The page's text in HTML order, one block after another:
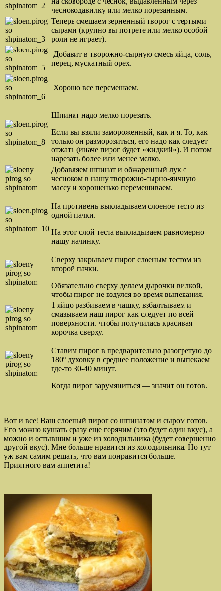
чеснокодавилку или мелко порезанным.
Теперь смешаем зерненный творог с тертыми
сырами (крупно вы потрете или мелко особой
роли не играет).
Добавит в творожно-сырную смесь яйца, соль,
перец, мускатный орех.
Хорошо все перемешаем.
Шпинат надо мелко порезать.
Если вы взяли замороженный, как и я. То, как
только он разморозиться, его надо как следует
отжать (иначе пирог будет «жидкий»). И потом
нарезать более или менее мелко.
Добавляем шпинат и обжаренный лук с
чесноком в нашу творожно-сырно-яичную
массу и хорошенько перемешиваем.
На противень выкладываем слоеное тесто из
одной пачки.
На этот слой теста выкладываем равномерно
нашу начинку.
Сверху закрываем пирог слоеным тестом из
второй пачки.
Обязательно сверху делаем дырочки вилкой,
чтобы пирог не вздулся во время выпекания.
1 яйцо разбиваем в чашку, взбалтываем и
смазываем наш пирог как следует по всей
поверхности. чтобы получилась красивая
корочка сверху.
Ставим пирог в предварительно разогретую до
180º духовку в среднее положение и выпекаем
где-то 30-40 минут.
Когда пирог зарумяниться — значит он готов.
Вот и все! Ваш слоеный пирог со шпинатом и сыром готов.
Его можно кушать сразу еще горячим (это будет один вкус), а
можно и остывшим и уже из холодильника (будет совершенно
другой вкус). Мне больше нравится из холодильника. Но тут
уж вам самим решать, что вам понравится больше.
Приятного вам аппетита!